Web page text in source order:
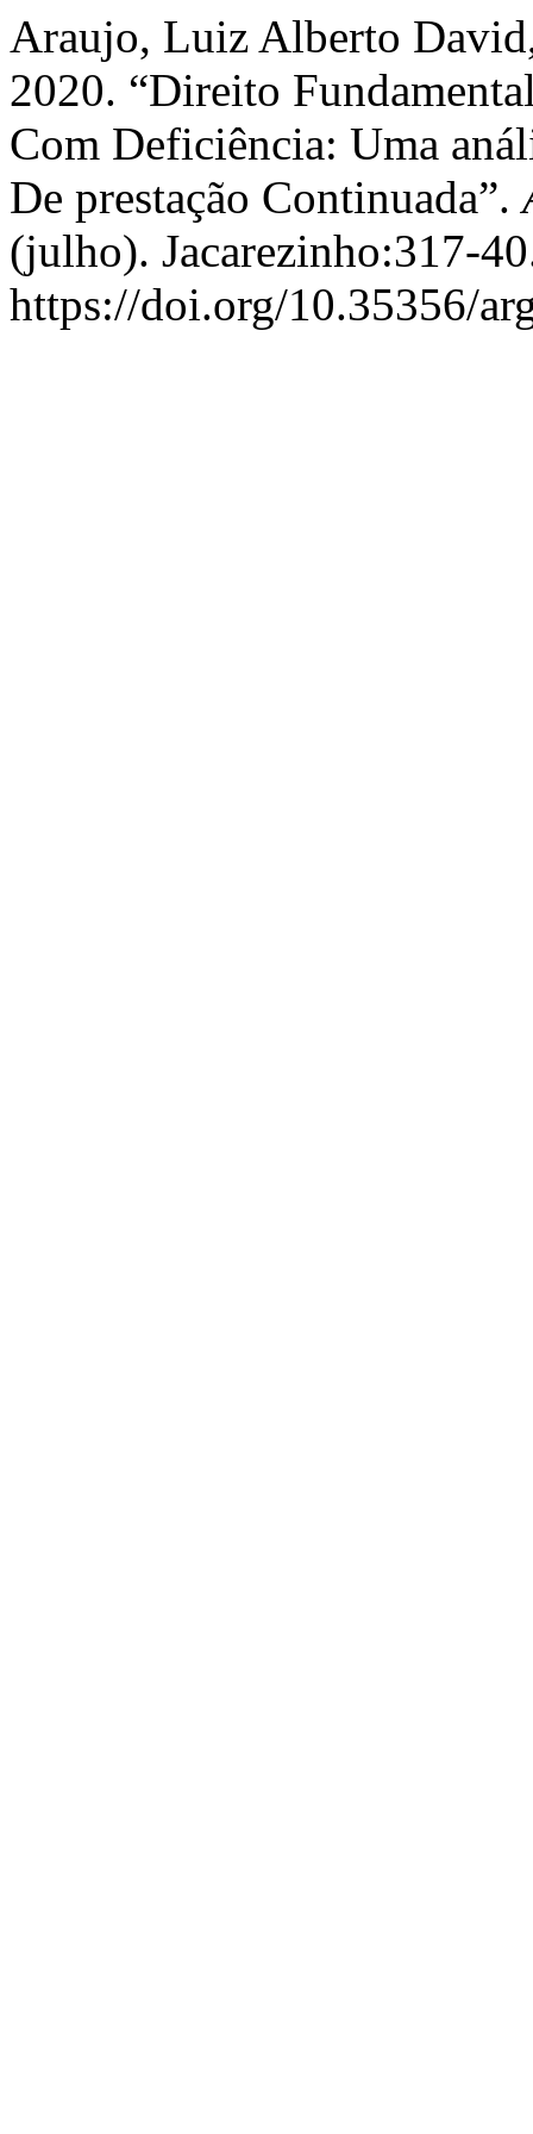
Araujo, Luiz Alberto
2020. “Direito
Com Deficiência: Uma
De prestação Continuada”.
(julho). Jacarezinho:317-
https://doi.org/10.35356/